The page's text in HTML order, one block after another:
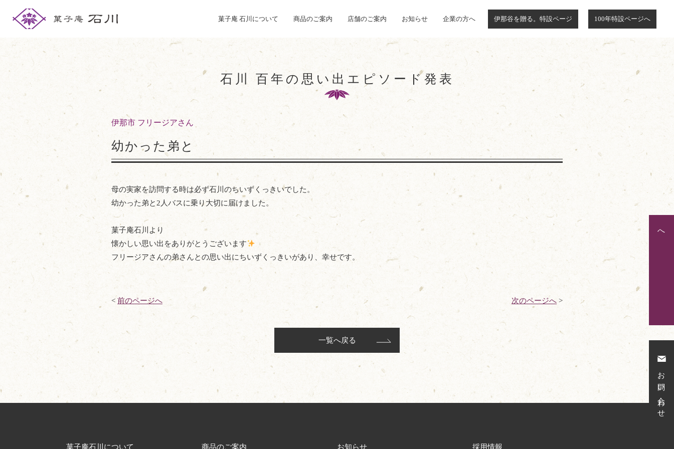
菓子庵 石川について 商品のご案内 店舗のご案内 お知らせ 企業の方へ 伊那谷を贈る。特設ページ 100年特設ページへ
へ
お問い合わせ
石川 百年の思い出 エピソード発表
伊那市 フリージアさん
幼かった弟と
母の実家を訪問する時は必ず石川のちいずくっきいでした。
幼かった弟と2人バスに乗り大切に届けました。
菓子庵石川より
懐かしい思い出をありがとうございます
フリージアさんの弟さんとの思い出にちいずくっきいがあり、幸せです。
< 前のページへ 次のページへ >
一覧へ戻る
菓子庵石川について 商品のご案内 お知らせ 採用情報